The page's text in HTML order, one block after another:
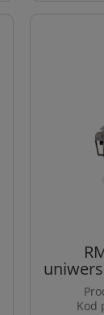
Kod